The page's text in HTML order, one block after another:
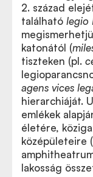
2. század
található legio
katonától (
tiszteken (pl.
agens vices
hierarchiáját.
emlékek
életére,
középületeire
lakosság